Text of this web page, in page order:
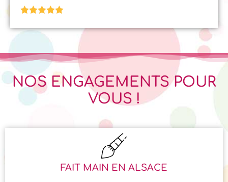
sur 5
NOS ENGAGEMENTS POUR
VOUS !
FAIT MAIN EN ALSACE